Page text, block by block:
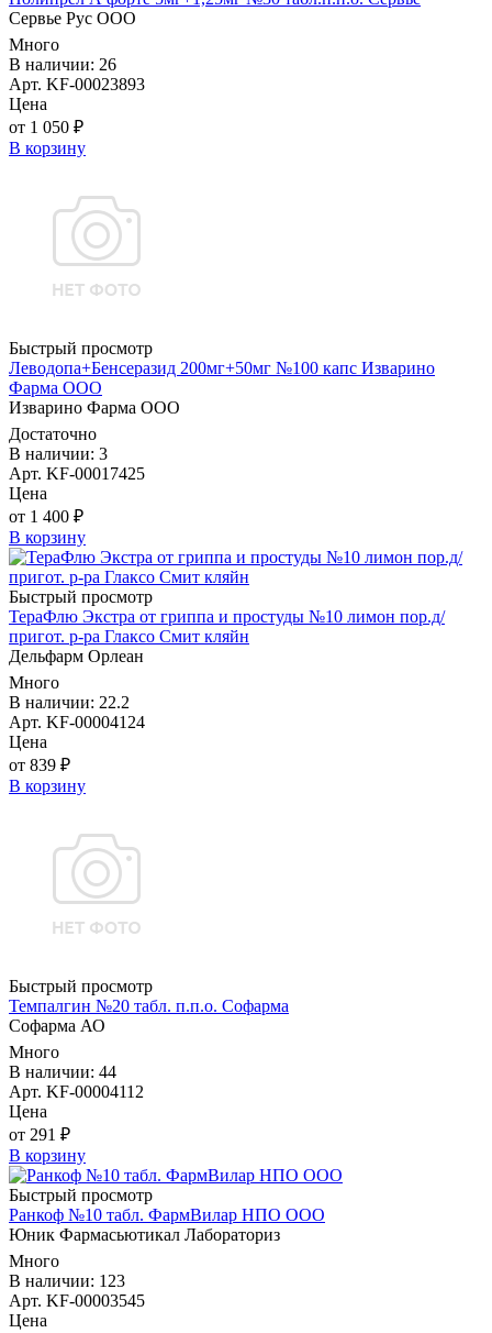
Сервье Рус ООО
Много
В наличии: 26
Арт. KF-00023893
Цена
от 1 050 ₽
В корзину
Быстрый просмотр
Леводопа+Бенсеразид 200мг+50мг №100 капс Изварино
Фарма ООО
Изварино Фарма ООО
Достаточно
В наличии: 3
Арт. KF-00017425
Цена
от 1 400 ₽
В корзину
Быстрый просмотр
ТераФлю Экстра от гриппа и простуды №10 лимон пор.д/
пригот. р-ра Глаксо Смит кляйн
Дельфарм Орлеан
Много
В наличии: 22.2
Арт. KF-00004124
Цена
от 839 ₽
В корзину
Быстрый просмотр
Темпалгин №20 табл. п.п.о. Софарма
Софарма АО
Много
В наличии: 44
Арт. KF-00004112
Цена
от 291 ₽
В корзину
Быстрый просмотр
Ранкоф №10 табл. ФармВилар НПО ООО
Юник Фармасьютикал Лабораториз
Много
В наличии: 123
Арт. KF-00003545
Цена